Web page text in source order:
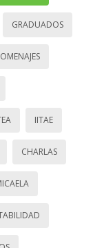
GRADUADOS
IITAE
CHARLAS